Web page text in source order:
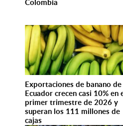
Colombia
Exportaciones de banano de
Ecuador crecen casi 10% en
primer trimestre de 2026 y
superan los 111 millones de
cajas